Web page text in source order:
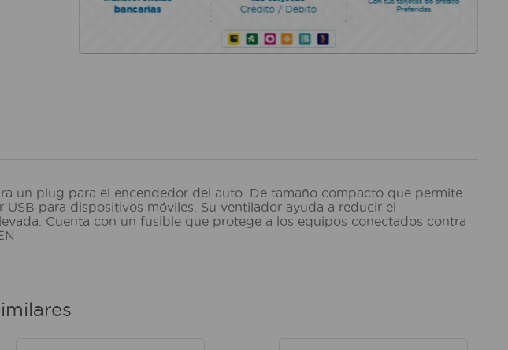
un plug para el encendedor del auto. De tamaño compacto que permite
para dispositivos móviles. Su ventilador ayuda a reducir el
Cuenta con un fusible que protege a los equipos conectados contra